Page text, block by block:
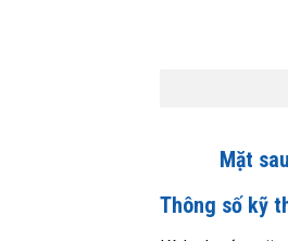
Mặt
Thông số kỹ